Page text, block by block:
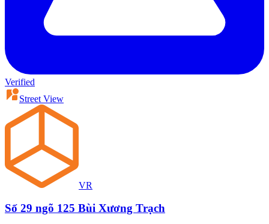
Verified
Street View
VR
Số 29 ngõ 125 Bùi Xương Trạch